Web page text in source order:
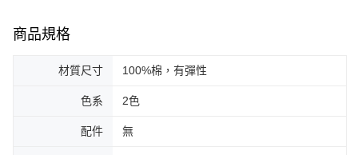
商品規格
材質尺寸 100%棉，有彈性
色系 2色
配件 無